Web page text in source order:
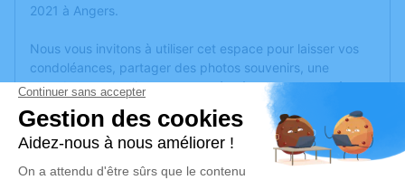
2021 à Angers.
Nous vous invitons à utiliser cet espace pour laisser vos
condoléances, partager des photos souvenirs, une
anecdote ou exprimer vos pensées à travers des poèmes
ou des textes. Cet endroit est un lieu d'expression dédié à
honorer la mémoire de Pétronella JAMOT.
Un service de plantation d’arbre hommage estdisponible